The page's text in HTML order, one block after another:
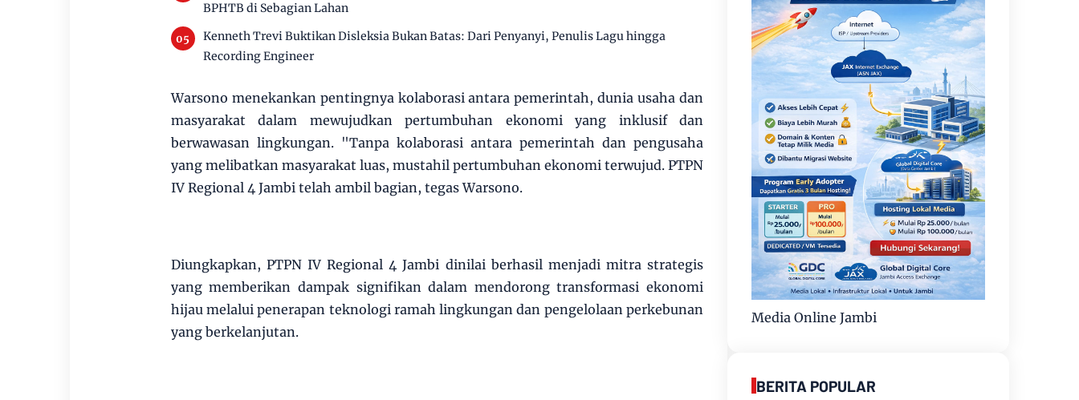
BPHTB di Sebagian Lahan
Kenneth Trevi Buktikan Disleksia Bukan Batas: Dari Penyanyi, Penulis Lagu hingga
Recording Engineer
Warsono menekankan pentingnya kolaborasi antara pemerintah, dunia usaha dan
masyarakat dalam mewujudkan pertumbuhan ekonomi yang inklusif dan
berwawasan lingkungan. "Tanpa kolaborasi antara pemerintah dan pengusaha
yang melibatkan masyarakat luas, mustahil pertumbuhan ekonomi terwujud. PTPN
IV Regional 4 Jambi telah ambil bagian, tegas Warsono.
Diungkapkan, PTPN IV Regional 4 Jambi dinilai berhasil menjadi mitra strategis
yang memberikan dampak signifikan dalam mendorong transformasi ekonomi
hijau melalui penerapan teknologi ramah lingkungan dan pengelolaan perkebunan
yang berkelanjutan.
Media Online Jambi
BERITA POPULAR